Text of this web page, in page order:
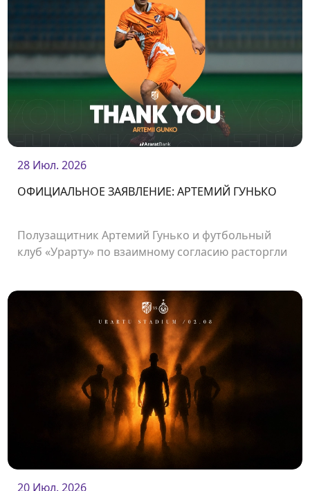
28 Июл. 2026
ОФИЦИАЛЬНОЕ ЗАЯВЛЕНИЕ: АРТЕМИЙ ГУНЬКО
Полузащитник Артемий Гунько и футбольный
клуб «Урарту» по взаимному согласию расторгли
20 Июл. 2026